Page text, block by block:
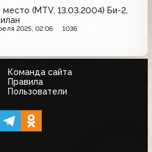
место (MTV, 13.03.2004) Би-2,
2025, 02:06 1036
Команда сайта
Правила
Пользователи